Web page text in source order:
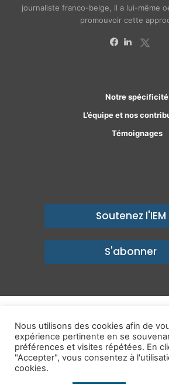
journaliste franco-belge, il a lui-même
promouvoir cette
Notre spécificité
L’équipe et nos
Témoignages
Soutenez l'IEM
S'abonner
un avenir prospère
Mentions légales-Politique de
Publications
Nous utilisons des cookies afin de
expérience pertinente en se
préférences et visites répétées. En
"Accepter", vous consentez à
cookies.